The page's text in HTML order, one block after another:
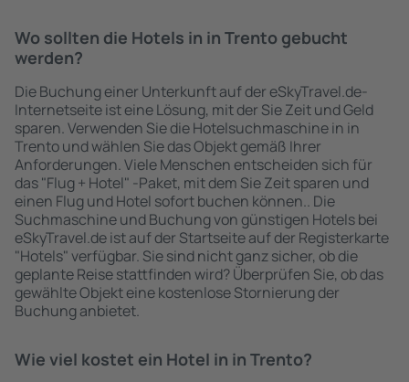
Wo sollten die Hotels in in Trento gebucht
werden?
Die Buchung einer Unterkunft auf der eSkyTravel.de-
Internetseite ist eine Lösung, mit der Sie Zeit und Geld
sparen. Verwenden Sie die Hotelsuchmaschine in in
Trento und wählen Sie das Objekt gemäß Ihrer
Anforderungen. Viele Menschen entscheiden sich für
das "Flug + Hotel" -Paket, mit dem Sie Zeit sparen und
einen Flug und Hotel sofort buchen können.. Die
Suchmaschine und Buchung von günstigen Hotels bei
eSkyTravel.de ist auf der Startseite auf der Registerkarte
"Hotels" verfügbar. Sie sind nicht ganz sicher, ob die
geplante Reise stattfinden wird? Überprüfen Sie, ob das
gewählte Objekt eine kostenlose Stornierung der
Buchung anbietet.
Wie viel kostet ein Hotel in in Trento?